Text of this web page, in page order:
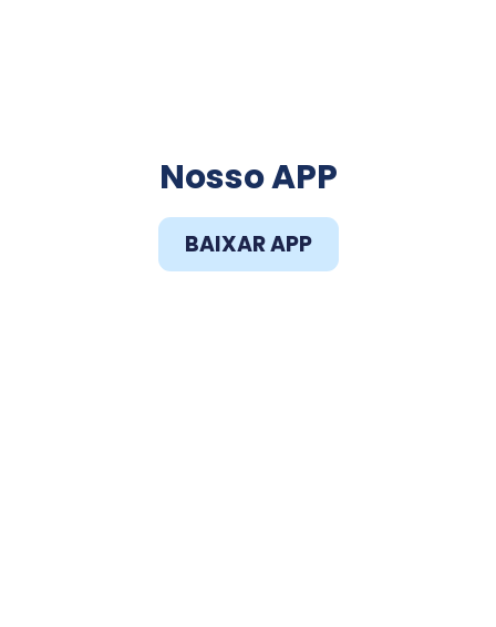
Nosso APP
BAIXAR APP